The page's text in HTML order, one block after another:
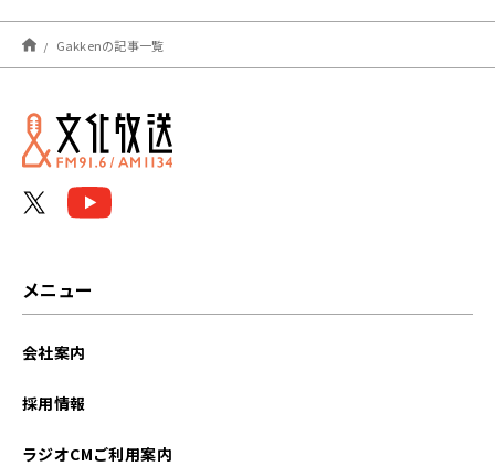
2026年07月
2025年11月
2025年09月
Gakkenの記事一覧
メニュー
会社案内
採用情報
ラジオCMご利用案内